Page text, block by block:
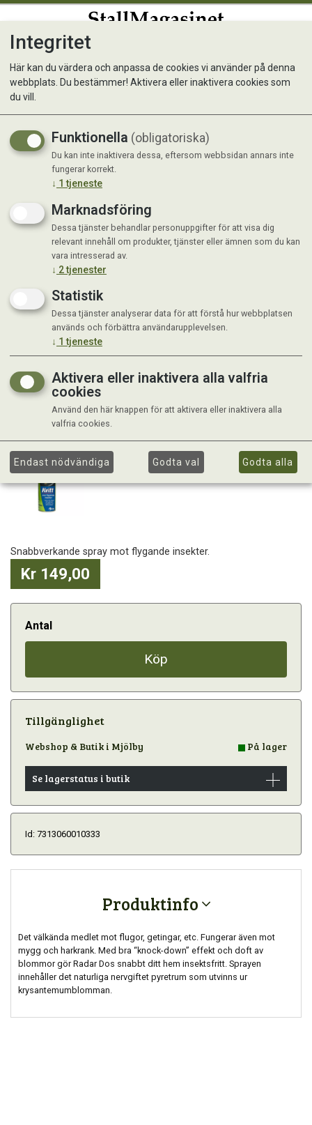
Kvitt / Radardos 300 ml
Snabbverkande spray mot flygande insekter.
Kr 149,00
Antal
Köp
Tillgänglighet
Webshop & Butik i Mjölby På lager
Se lagerstatus i butik
Id: 7313060010333
Produktinfo
Det välkända medlet mot flugor, getingar, etc. Fungerar även mot
mygg och harkrank. Med bra “knock-down” effekt och doft av
blommor gör Radar Dos snabbt ditt hem insektsfritt. Sprayen
innehåller det naturliga nervgiftet pyretrum som utvinns ur
krysantemumblomman.
Integritet
Här kan du värdera och anpassa de cookies vi använder på denna
webbplats. Du bestämmer! Aktivera eller inaktivera cookies som
du vill.
Funktionella (obligatoriska)
Du kan inte inaktivera dessa, eftersom webbsidan annars inte
fungerar korrekt.
↓ 1 tjeneste
Marknadsföring
Dessa tjänster behandlar personuppgifter för att visa dig
relevant innehåll om produkter, tjänster eller ämnen som du kan
vara intresserad av.
↓ 2tjenester
Statistik
Dessa tjänster analyserar data för att förstå hur webbplatsen
används och förbättra användarupplevelsen.
↓ 1 tjeneste
Aktivera eller inaktivera alla valfria
cookies
Använd den här knappen för att aktivera eller inaktivera alla
valfria cookies.
Endast nödvändiga Godta val Godta alla